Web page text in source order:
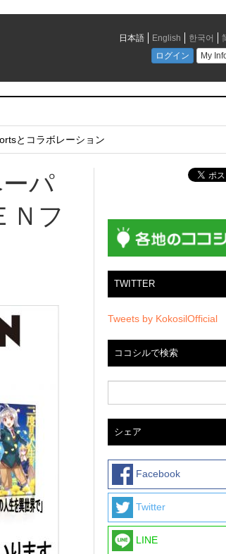
とコラボレーション
パ
Ｎフ
TWITTER
Tweets by KokosilOfficial
ココシルで検索
シェア
Facebook
Twitter
LINE